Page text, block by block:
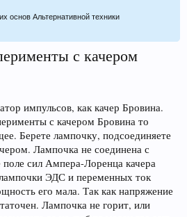
основ Альтернативной техники
с качером
импульсов, как качер Бровина.
с качером Бровина то
Берете лампочку, подсоединяете
Лампочка не соединена с
сил Ампера-Лоренца качера
ЭДС и переменных ток
его мала. Так как напряжение
Лампочка не горит, или